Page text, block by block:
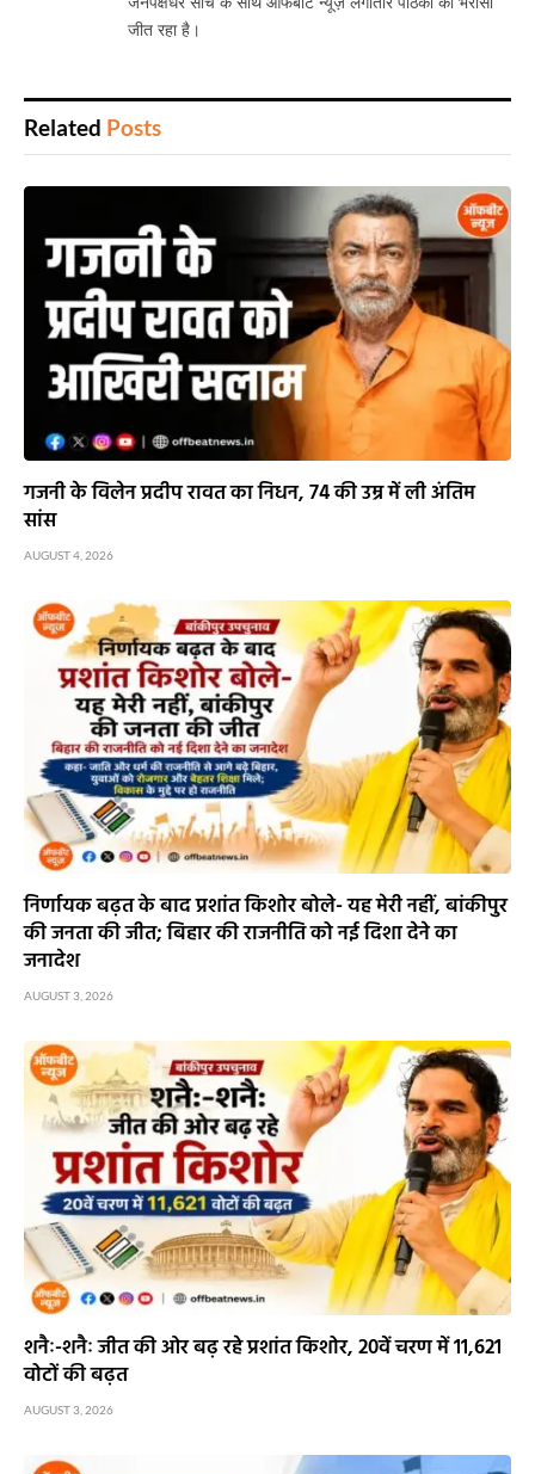
जीत रहा है।
Related Posts
गजनी के विलेन प्रदीप रावत का निधन, 74 की उम्र में ली अंतिम
सांस
AUGUST 4, 2026
निर्णायक बढ़त के बाद प्रशांत किशोर बोले- यह मेरी नहीं, बांकीपुर
की जनता की जीत; बिहार की राजनीति को नई दिशा देने का
जनादेश
AUGUST 3, 2026
शनैः-शनैः जीत की ओर बढ़ रहे प्रशांत किशोर, 20वें चरण में 11,621
वोटों की बढ़त
AUGUST 3, 2026